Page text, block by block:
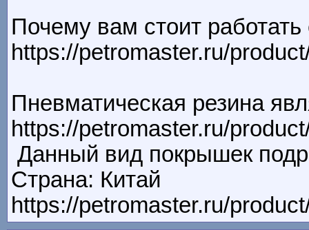
Почему вам стоит
https://petromaster.ru/
Пневматическая резина
https://petromaster.ru/
Данный вид покрышек
Страна: Китай
https://petromaster.ru/